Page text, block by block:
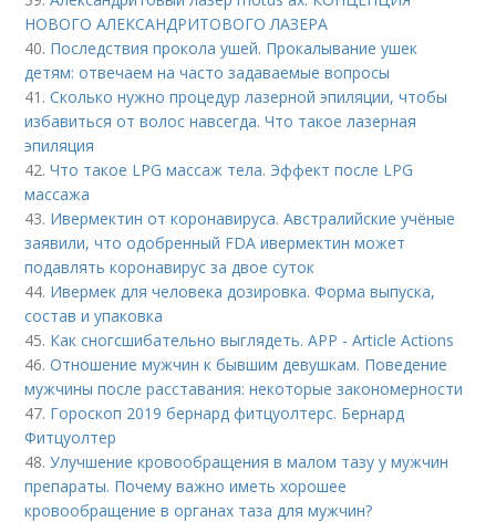
НОВОГО АЛЕКСАНДРИТОВОГО ЛАЗЕРА
40. Последствия прокола ушей. Прокалывание ушек
детям: отвечаем на часто задаваемые вопросы
41.Сколько нужно процедур лазерной эпиляции, чтобы
избавиться от волос навсегда. Что такое лазерная
эпиляция
42.Что такое LPG массаж тела. Эффект после LPG
массажа
43. Ивермектин от коронавируса. Австралийские учёные
заявили, что одобренный FDA ивермектин может
подавлять коронавирус за двое суток
44. Ивермек для человека дозировка. Форма выпуска,
состав и упаковка
45. Как сногсшибательно выглядеть. APP - Article Actions
46.Отношение мужчин к бывшим девушкам. Поведение
мужчины после расставания: некоторые закономерности
47. Гороскоп 2019 бернард фитцуолтерс. Бернард
Фитцуолтер
48.Улучшение кровообращения в малом тазу у мужчин
препараты. Почему важно иметь хорошее
кровообращение в органах таза для мужчин?